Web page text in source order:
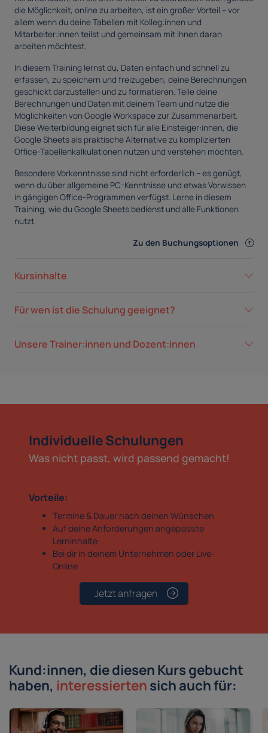
die Möglichkeit, online zu arbeiten, ist ein großer Vorteil – vor
allem wenn du deine Tabellen mit Kolleg:innen und
Mitarbeiter:innen teilst und gemeinsam mit ihnen daran
arbeiten möchtest.
In diesem Training lernst du, Daten einfach und schnell zu
erfassen, zu speichern und freizugeben, deine Berechnungen
geschickt darzustellen und zu formatieren. Teile deine
Berechnungen und Daten mit deinem Team und nutze die
Möglichkeiten von Google Workspace zur Zusammenarbeit.
Diese Weiterbildung eignet sich für alle Einsteiger:innen, die
Google Sheets als praktische Alternative zu komplizierten
Office-Tabellenkalkulationen nutzen und verstehen möchten.
Besondere Vorkenntnisse sind nicht erforderlich – es genügt,
wenn du über allgemeine PC-Kenntnisse und etwas Vorwissen
in gängigen Office-Programmen verfügst. Lerne in diesem
Training, wie du Google Sheets bedienst und alle Funktionen
nutzt.
Zu den Buchungsoptionen
Kursinhalte
Für wen ist die Schulung geeignet?
Unsere Trainer:innen und Dozent:innen
Individuelle Schulungen
Was nicht passt, wird passend gemacht!
Vorteile:
Termine & Dauer nach deinen Wünschen
Auf deine Anforderungen angepasste
Lerninhalte
Bei dir in deinem Unternehmen oder Live-
Online
Jetzt anfragen
Kund:innen, die diesen Kurs gebucht
haben, interessiertensich auch für: